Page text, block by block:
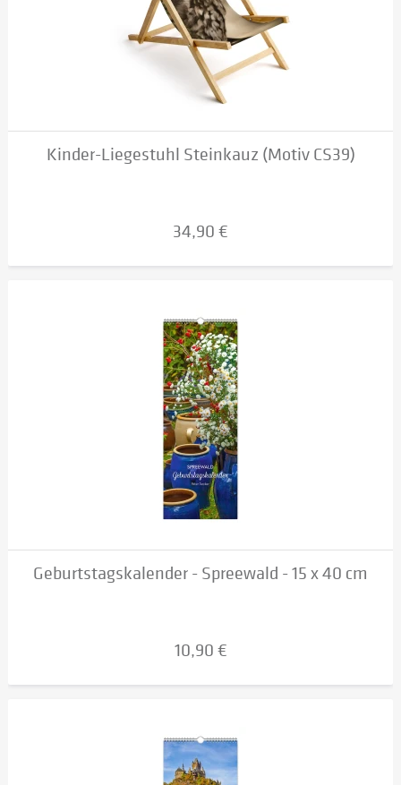
Kinder-Liegestuhl Steinkauz (Motiv CS39)
34,90 €
Geburtstagskalender - Spreewald - 15 x 40 cm
10,90 €